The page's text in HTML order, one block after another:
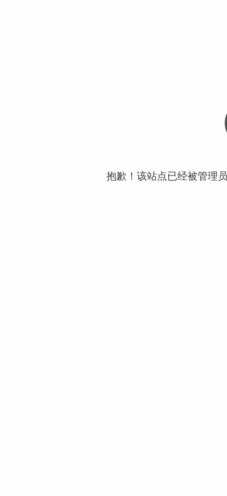
抱歉！该站点已经被管理